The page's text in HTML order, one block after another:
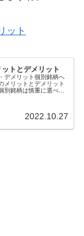
ット
トとデメリット
デメリット個別銘柄へ
メリットとデメリット
別銘柄は慎重に選べ
2022.10.27